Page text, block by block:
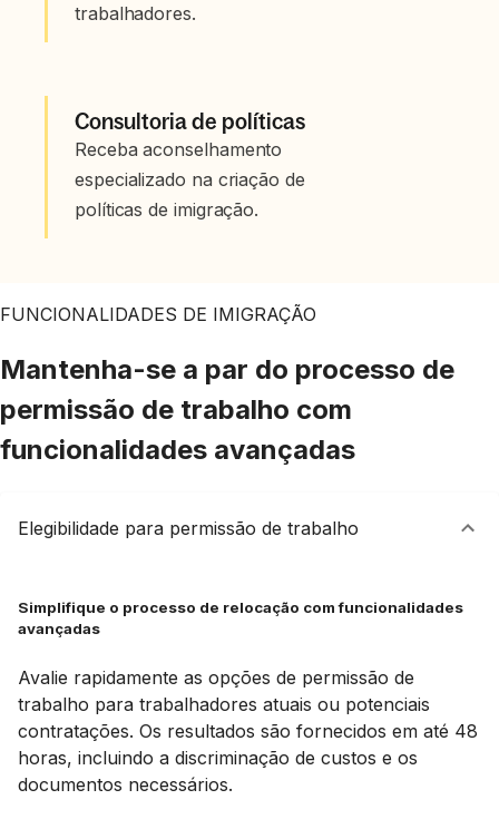
trabalhadores.
Consultoria de políticas
Receba aconselhamento
especializado na criação de
políticas de imigração.
FUNCIONALIDADES DE IMIGRAÇÃO
Mantenha-se a par do processo de
permissão de trabalho com
funcionalidades avançadas
Elegibilidade para permissão de trabalho
Simplifique o processo de relocação com funcionalidades
avançadas
Avalie rapidamente as opções de permissão de
trabalho para trabalhadores atuais ou potenciais
contratações. Os resultados são fornecidos em até 48
horas, incluindo a discriminação de custos e os
documentos necessários.